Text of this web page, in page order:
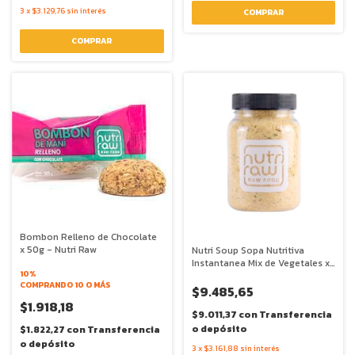
3 x $3.129,76 sin interés
Bombon Relleno de Chocolate
x 50g - Nutri Raw
10%
COMPRANDO 10 O MÁS
$1.918,18
$1.822,27 conTransferencia
o depósito
Nutri Soup Sopa Nutritiva
Instantanea Mix de Vegetales x
$9.485,65
$9.011,37 conTransferencia
o depósito
3 x $3.161,88 sin interés